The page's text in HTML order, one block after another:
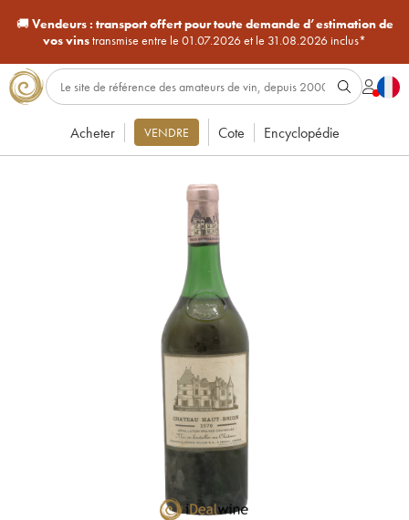
🚚Vendeurs : transport offert pour toute demande d’estimation de
vos vinstransmise entre le 01.07.2026 et le 31.08.2026 inclus*
Acheter VENDRE Cote Encyclopédie